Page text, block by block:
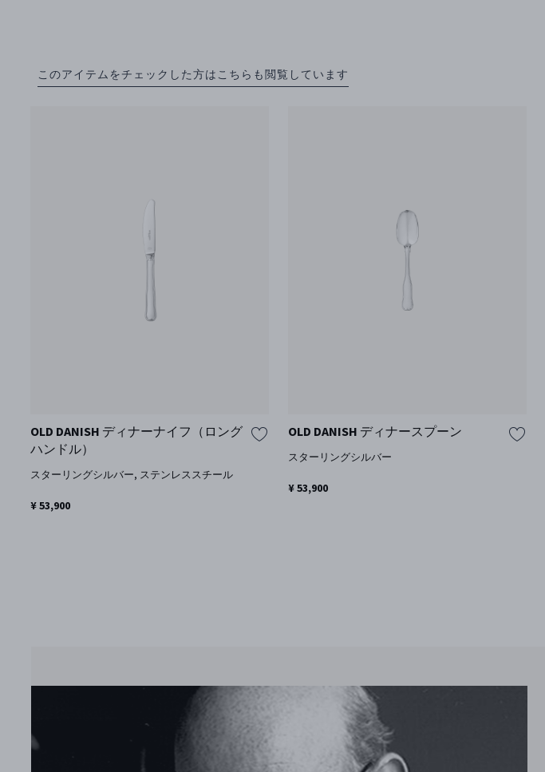
このアイテムをチェックした方はこちらも閲覧しています
OLD DANISH ディナーナイフ（ロング
ハンドル）
スターリングシルバー, ステンレススチール
¥ 53,900
OLD DANISH ディナースプーン
スターリングシルバー
¥ 53,900